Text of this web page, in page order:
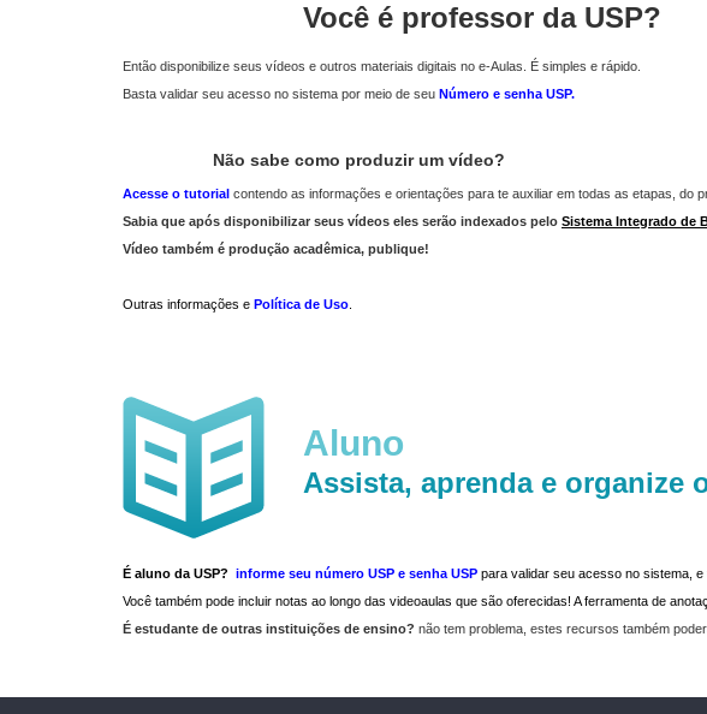
Você é professor da USP?
Então disponibilize seus vídeos e outros materiais digitais no e-Aulas. É simples e rápido.
Basta validar seu acesso no sistema por meio de seu Número e senha USP.
Não sabe como produzir um vídeo?
Acesse o tutorial contendo as informações e orientações para te auxiliar em todas as etapas, do
Sabia que após disponibilizar seus vídeos eles serão indexados pelo Sistema Integrado de
Vídeo também é produção acadêmica, publique!
Outras informações e Política de Uso
Aluno
Assista, aprenda e organize
É aluno da USP? informe seu número USP e senha USP para validar seu acesso no sistema,
Você também pode incluir notas ao longo das videoaulas que são oferecidas! A ferramenta de
É estudante de outras instituições de ensino? não tem problema, estes recursos também